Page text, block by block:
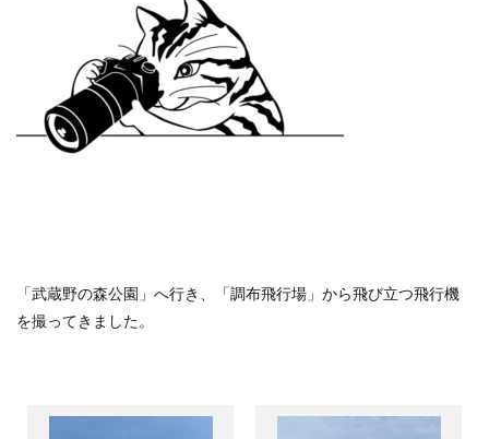
「武蔵野の森公園」へ行き、「調布飛行場」から飛び立つ飛行機
を撮ってきました。